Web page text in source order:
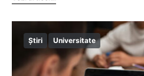
Știri Universitate